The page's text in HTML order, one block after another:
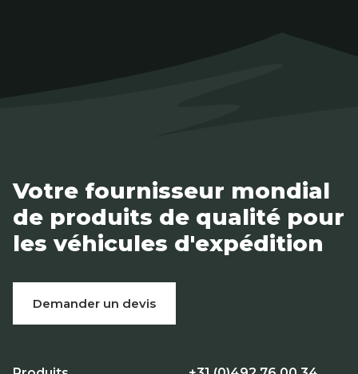
Votre fournisseur mondial
de produits de qualité pour
les véhicules d'expédition
Demander un devis